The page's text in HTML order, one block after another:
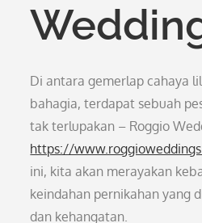
Di antara gemerlap cahaya
bahagia, terdapat sebuah
tak terlupakan – Roggio
https://
ini, kita akan merayakan
keindahan pernikahan yang
dan kehangatan.